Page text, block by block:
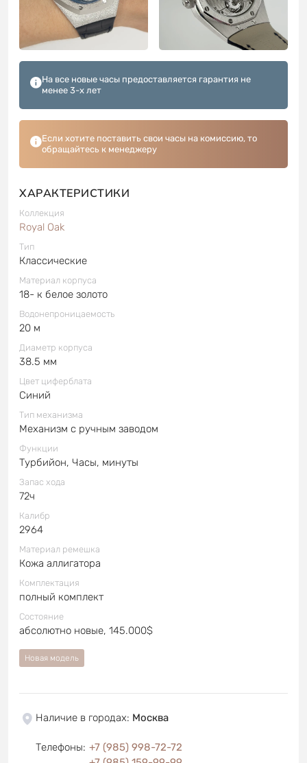
На все новые часы предоставляется гарантия не
менее 3-х лет
Если хотите поставить свои часы на комиссию, то
обращайтесь к менеджеру
ХАРАКТЕРИСТИКИ
Коллекция
Royal Oak
Тип
Классические
Материал корпуса
18- к белое золото
Водонепроницаемость
20 м
Диаметр корпуса
38.5 мм
Цвет циферблата
Синий
Тип механизма
Механизм с ручным заводом
Функции
Турбийон, Часы, минуты
Запас хода
72ч
Калибр
2964
Материал ремешка
Кожа аллигатора
Комплектация
полный комплект
Состояние
абсолютно новые, 145.000$
Новая модель
Наличие в городах: Москва
Телефоны: +7 (985) 998-72-72